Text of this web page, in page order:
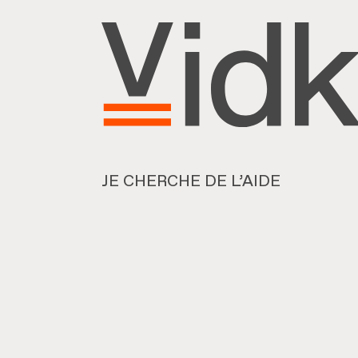
JE CHERCHE DE L’AIDE